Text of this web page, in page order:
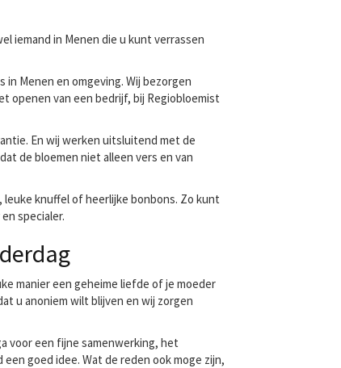
iemand in Menen die u kunt verrassen
Menen en omgeving. Wij bezorgen
openen van een bedrijf, bij Regiobloemist
En wij werken uitsluitend met de
de bloemen niet alleen vers en van
knuffel of heerlijke bonbons. Zo kunt
specialer.
manier een geheime liefde of je moeder
u anoniem wilt blijven en wij zorgen
voor een fijne samenwerking, het
goed idee. Wat de reden ook moge zijn,